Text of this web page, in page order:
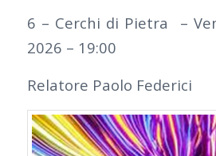
6 – Cerchi di Pietra –
2026 – 19:00
Relatore Paolo Federici